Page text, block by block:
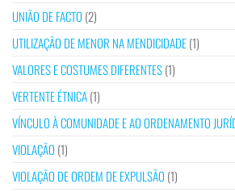
UNIÃO DE FACTO (2)
UTILIZAÇÃO DE MENOR NA MENDICIDADE(1)
VALORES E COSTUMES DIFERENTES(1)
VERTENTE ÉTNICA(1)
VÍNCULO À COMUNIDADE E AO ORDENAMENTO
VIOLAÇÃO (1)
VIOLAÇÃO DE ORDEM DE EXPULSÃO (1)